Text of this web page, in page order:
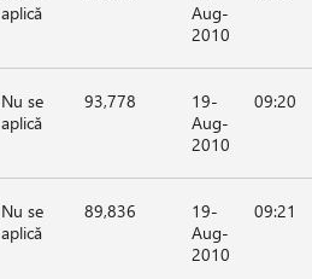
aplică
Aug-
2010
Nu se
aplică
93,778
19-
Aug-
2010
09:20
Nu se
aplică
89,836
19-
Aug-
2010
09:21